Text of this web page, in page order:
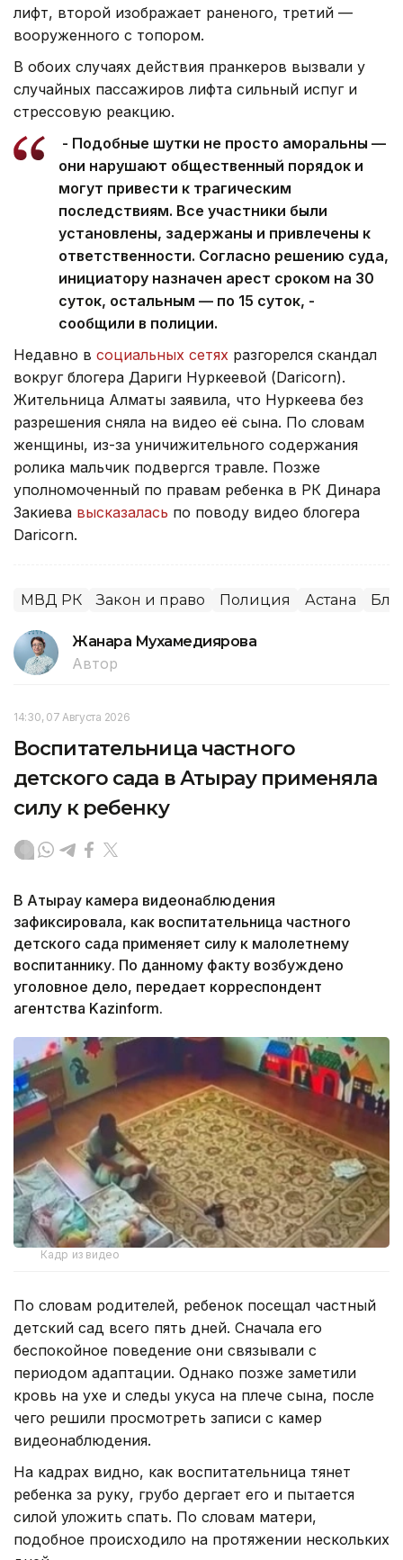
лифт, второй изображает раненого, третий —
вооруженного с топором.
В обоих случаях действия пранкеров вызвали у
случайных пассажиров лифта сильный испуг и
стрессовую реакцию.
- Подобные шутки не просто аморальны —
они нарушают общественный порядок и
могут привести к трагическим
последствиям. Все участники были
установлены, задержаны и привлечены к
ответственности. Согласно решению суда,
инициатору назначен арест сроком на 30
суток, остальным — по 15 суток, -
сообщили в полиции.
Недавно в социальных сетях разгорелся скандал
вокруг блогера Дариги Нуркеевой (Daricorn).
Жительница Алматы заявила, что Нуркеева без
разрешения сняла на видео её сына. По словам
женщины, из-за уничижительного содержания
ролика мальчик подвергся травле. Позже
уполномоченный по правам ребенка в РК Динара
Закиева высказалась по поводу видео блогера
Daricorn.
МВД РК Закон и право Полиция Астана
Жанара Мухамедиярова
Автор
14:30, 07 Августа 2026
Воспитательница частного
детского сада в Атырау применяла
силу к ребенку
В Атырау камера видеонаблюдения
зафиксировала, как воспитательница частного
детского сада применяет силу к малолетнему
воспитаннику. По данному факту возбуждено
уголовное дело, передает корреспондент
агентства Kazinform.
Кадр из видео
По словам родителей, ребенок посещал частный
детский сад всего пять дней. Сначала его
беспокойное поведение они связывали с
периодом адаптации. Однако позже заметили
кровь на ухе и следы укуса на плече сына, после
чего решили просмотреть записи с камер
видеонаблюдения.
На кадрах видно, как воспитательница тянет
ребенка за руку, грубо дергает его и пытается
силой уложить спать. По словам матери,
подобное происходило на протяжении нескольких